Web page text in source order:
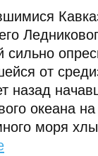
сильно
от
назад
океана
моря